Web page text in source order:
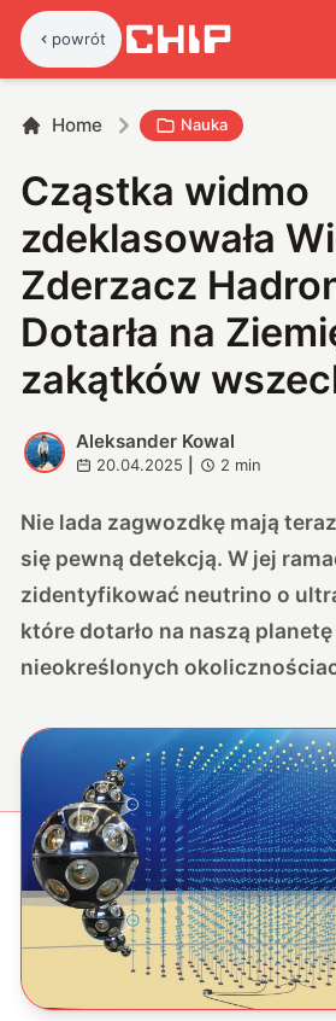
powrót
Home Nauka
Cząstka widmo
zdeklasowała
Zderzacz
Dotarła na
zakątków
A
Aleksander Kowal
20.04.2025 2 min
Nie lada zagwozdkę mają
się pewną detekcją. W jej
zidentyfikować neutrino o
które dotarło na naszą
nieokreślonych